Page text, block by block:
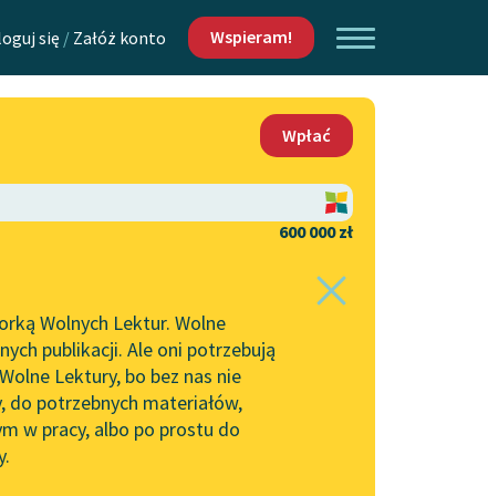
się / Załóż konto Wspieram!
Lektur
Kontakt
O projekcie
Zasady wykorzystania
Wolnych Lektur
Logotypy
Materiały promocyjne
Wpłać
600 000 zł
Wolnych Lektur. Wolne
publikacji. Ale oni potrzebują
Lektury, bo bez nas nie
potrzebnych materiałów,
w pracy, albo po prostu do